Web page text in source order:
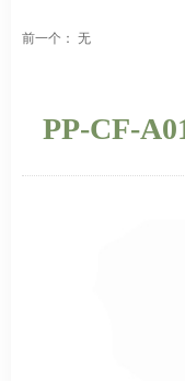
PP-CF-
前一个： 无